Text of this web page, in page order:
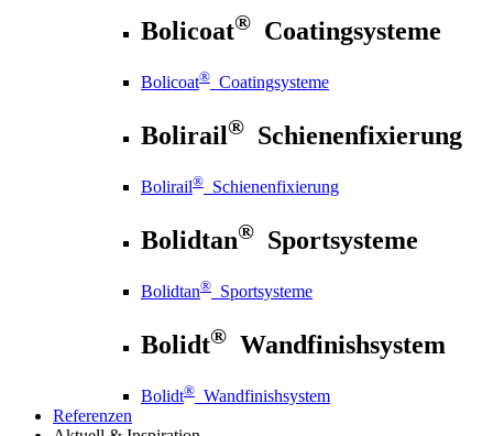
Bolicoat® Coatingsysteme
Bolicoat® Coatingsysteme
Bolirail® Schienenfixierung
Bolirail® Schienenfixierung
Bolidtan® Sportsysteme
Bolidtan® Sportsysteme
Bolidt® Wandfinishsystem
Bolidt® Wandfinishsystem
Referenzen